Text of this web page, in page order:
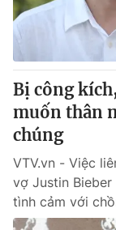
Bị công
muốn thân
chúng
VTV.vn - Việc
vợ Justin
tình cảm với